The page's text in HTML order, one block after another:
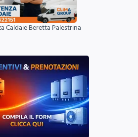
Caldaie Beretta Palestrina